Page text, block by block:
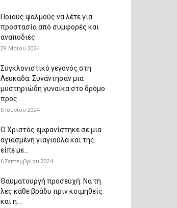
Ποιους ψαλμούς να λέτε για
προστασία από συμφορές και
αναποδιές
29 Μαΐου 2024
Συγκλονιστικό γεγονός στη
Λευκάδα: Συνάντησαν μια
μυστηριώδη γυναίκα στο δρόμο
προς...
5 Ιουνίου 2024
Ο Χριστός εμφανίστηκε σε μια
αγιασμένη γιαγιούλα και της
είπε με...
6 Σεπτεμβρίου 2024
Θαυματουργή προσευχή: Να τη
λες κάθε βράδυ πριν κοιμηθείς
και η...